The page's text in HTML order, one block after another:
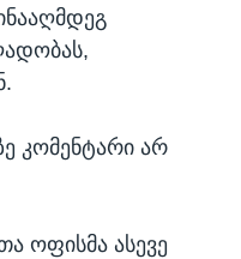
კომენტარი არ
ოფისმა ასევე